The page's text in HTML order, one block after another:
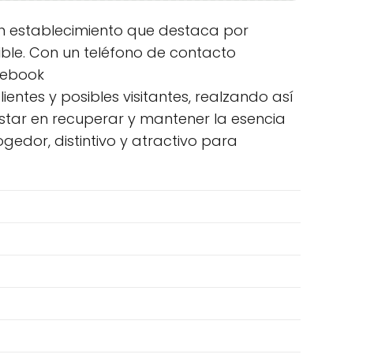
establecimiento que destaca por
Con un teléfono de contacto
y posibles visitantes, realzando así
en recuperar y mantener la esencia
distintivo y atractivo para